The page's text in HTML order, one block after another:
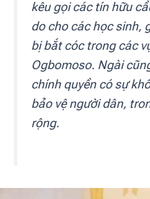
kêu gọi các tín hữu
do cho các học sinh,
bị bắt cóc trong các
Ogbomoso. Ngài
chính quyền có sự
bảo vệ người dân,
rộng.